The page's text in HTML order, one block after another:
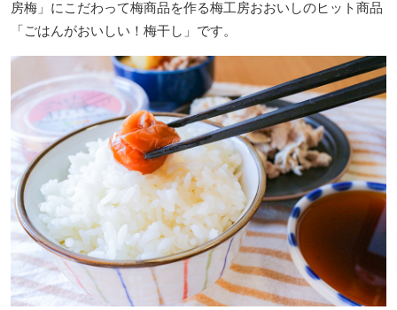
房梅」にこだわって梅商品を作る梅工房おおいしのヒット商品
「ごはんがおいしい！梅干し」です。